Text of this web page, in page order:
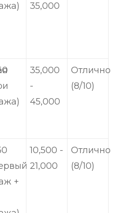
35,000
35,000
-
45,000
Отлично
(8/10)
+
10,500 -
21,000
Отлично
(8/10)